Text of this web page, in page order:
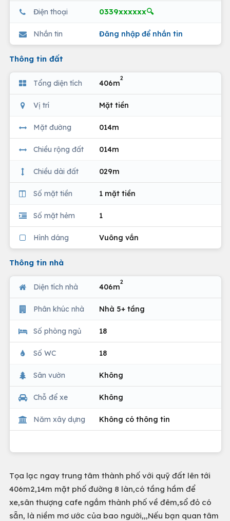
Điện thoại 0339xxxxxx🔍
Nhắn tin Đăng nhập để nhắn tin
Thông tin đất
Tổng diện tích 406m
2
Vị trí Mặt tiền
Mặt đường 014m
Chiều rộng đất 014m
Chiều dài đất 029m
Số mặt tiền 1 mặt tiền
Số mặt hẻm 1
Hình dáng Vuông vắn
Thông tin nhà
Diện tích nhà 406m
2
Phân khúc nhà Nhà 5+ tầng
Số phòng ngủ 18
Số WC 18
Sân vườn Không
Chỗ để xe Không
Năm xây dựng Không có thông tin
Tọa lạc ngay trung tâm thành phố với quỹ đất lên tới
406m2,14m mặt phố đường 8 làn,có tầng hầm để
xe,sân thượng cafe ngắm thành phố về đêm,sổ đỏ có
sẵn, là niềm mơ ước của bao người,,,Nếu bạn quan tâm